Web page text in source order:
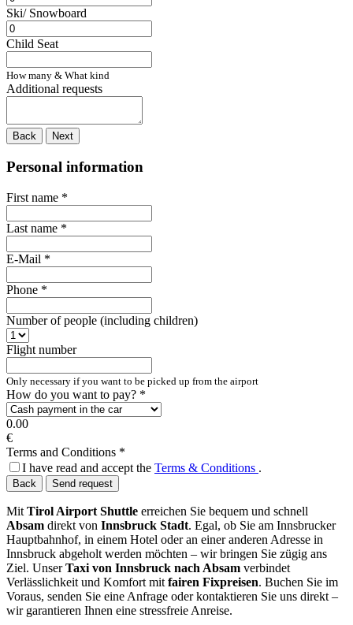
Ski/ Snowboard
Child Seat
How many & What kind
Additional requests
Back Next
Personal information
First name *
Last name *
E-Mail *
Phone *
Number of people (including children)
Flight number
Only necessary if you want to be picked up from the airport
How do you want to pay? *
0.00
€
Terms and Conditions *
I have read and accept the Terms & Conditions .
Back Send request
Mit Tirol Airport Shuttle erreichen Sie bequem und schnell
Absam direkt von Innsbruck Stadt. Egal, ob Sie am Innsbrucker
Hauptbahnhof, in einem Hotel oder an einer anderen Adresse in
Innsbruck abgeholt werden möchten – wir bringen Sie zügig ans
Ziel. UnserTaxi von Innsbruck nach Absam verbindet
Verlässlichkeit und Komfort mit fairen Fixpreisen. Buchen Sie im
Voraus, senden Sie eine Anfrage oder kontaktieren Sie uns direkt –
wir garantieren Ihnen eine stressfreie Anreise.